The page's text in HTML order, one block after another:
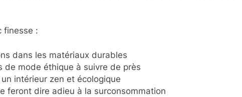
finesse :
dans les matériaux durables
de mode éthique à suivre de près
intérieur zen et écologique
feront dire adieu à la surconsommation